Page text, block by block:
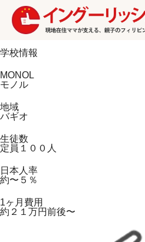
学校情報
MONOL
モノル
地域
バギオ
生徒数
定員１００人
日本人率
約〜５％
1ヶ月費用
約２１万円前後〜